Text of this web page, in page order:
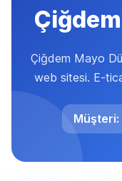
Çiğdem Mayo
web sitesi. E-
Müşteri: